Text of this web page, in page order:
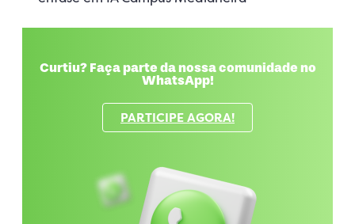
Curtiu? Faça parte da nossa comunidade no
WhatsApp!
PARTICIPE AGORA!